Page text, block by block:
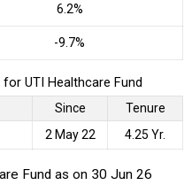
6.2%
-9.7%
UTI Healthcare Fund
Since
Tenure
2 May 22 4.25 Yr.
Fund as on 30 Jun 26